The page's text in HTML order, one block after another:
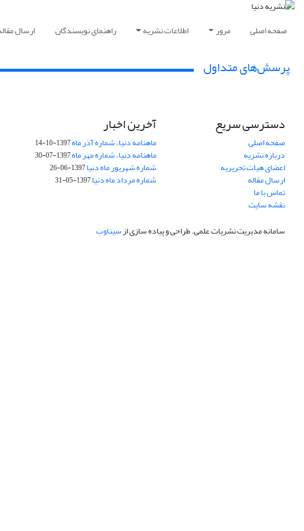
صفحه اصلی مرور اطلاعات نشریه راهنمای نویسندگان ارسال
پرسش‌های متداول
دسترسی سریع
صفحه اصلی
درباره نشریه
اعضای هیات تحریریه
ارسال مقاله
تماس با ما
نقشه سایت
آخرین اخبار
ماهنامه دنیا، شماره آذر ماه1397-10-14
ماهنامه دنیا، شماره مهر ماه1397-07-30
شماره شهریور ماه دنیا1397-06-26
شماره مرداد ماه دنیا1397-05-31
سامانه مدیریت نشریات علمی.طراحی و پیاده سازی ازسیناوب